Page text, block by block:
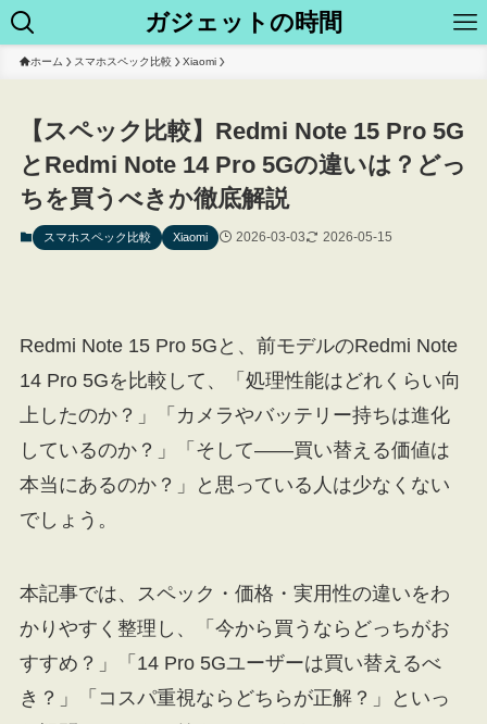
ガジェットの時間
ホーム スマホスペック比較 Xiaomi
【スペック比較】Redmi Note 15 Pro 5G
とRedmi Note 14 Pro 5Gの違いは？どっ
ちを買うべきか徹底解説
スマホスペック比較 Xiaomi 2026-03-03 2026-05-15
Redmi Note 15 Pro 5Gと、前モデルのRedmi Note
14 Pro 5Gを比較して、「処理性能はどれくらい向
上したのか？」「カメラやバッテリー持ちは進化
しているのか？」「そして――買い替える価値は
本当にあるのか？」と思っている人は少なくない
でしょう。
本記事では、スペック・価格・実用性の違いをわ
かりやすく整理し、「今から買うならどっちがお
すすめ？」「14 Pro 5Gユーザーは買い替えるべ
き？」「コスパ重視ならどちらが正解？」といっ